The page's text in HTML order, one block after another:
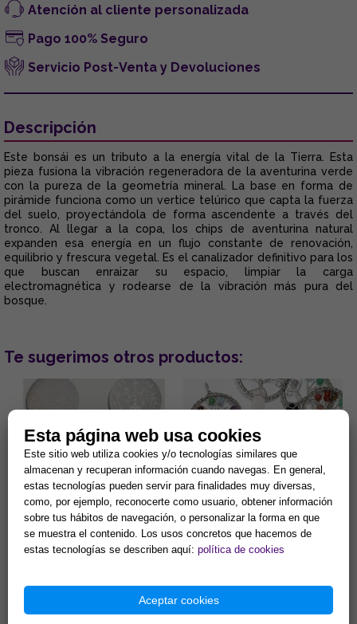
Atención al cliente personalizada
Pago 100% Seguro
Servicio Post-Venta y Devoluciones
Descripción
Este bonsái es un tributo a la energía vital de la Tierra. Esta
pieza fusiona la vibración regeneradora de la aventurina verde
con la pureza de la geometría mineral. La base en forma de
pirámide funciona como un vertice telúrico que capta la fuerza
del suelo, proyectándola de forma ascendente a través del
tronco. Al llegar a la copa, los chips de aventurina natural
expanden esa energía en un flujo constante de renovación,
equilibrio y frescura vegetal. Es el canalizador definitivo para los
que buscan enraizar su espacio, limpiar la carga
electromagnética y rodearse de la vibración más pura del
bosque.
Te sugerimos otros productos:
DISCO DE SELENITA
GRABADO. MODELOS
SURTIDOS (15 cm.)
Gran capacidad para la
Propiedades purificantes y
7,90 €
Comprar
COLGANTE ARBOL DE LA VIDA
7 CHAKRAS Y PUNTA MINERAL
(MINERALES SURTIDOS)
Lleva contigo un poderoso
fuerza de la naturaleza con el
poder ...
Comprar
Esta página web usa cookies
Este sitio web utiliza cookies y/o tecnologías similares que
almacenan y recuperan información cuando navegas. En general,
estas tecnologías pueden servir para finalidades muy diversas,
como, por ejemplo, reconocerte como usuario, obtener información
sobre tus hábitos de navegación, o personalizar la forma en que
se muestra el contenido. Los usos concretos que hacemos de
estas tecnologías se describen aquí: política de cookies
Aceptar cookies